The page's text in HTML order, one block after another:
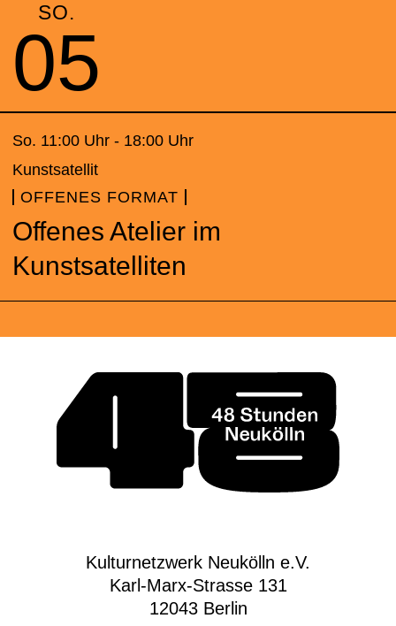
SO.
05
So. 11:00 Uhr - 18:00 Uhr
Kunstsatellit
OFFENES FORMAT
Offenes Atelier im
Kunstsatelliten
Kulturnetzwerk Neukölln e.V.
Karl-Marx-Strasse 131
12043 Berlin